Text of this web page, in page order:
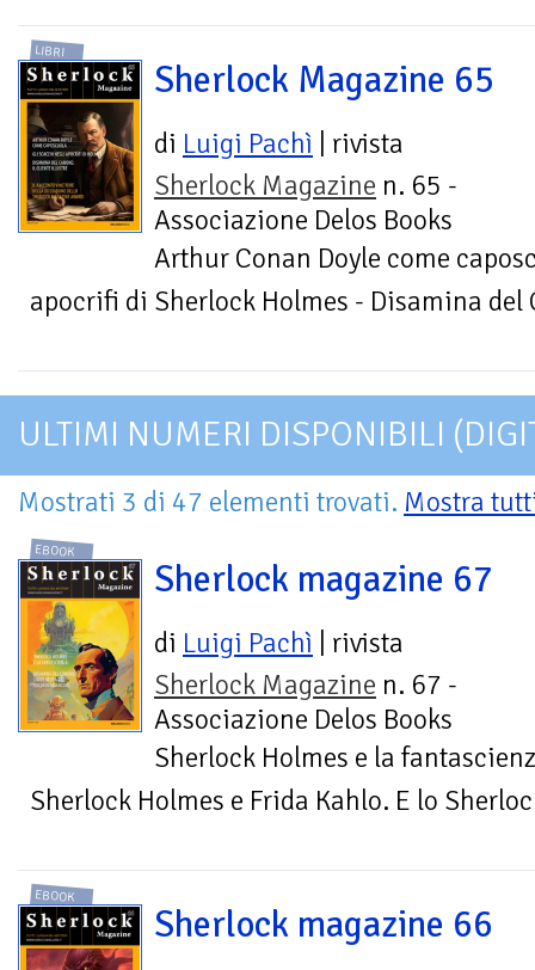
LIBRI
Sherlock Magazine 65
di Luigi Pachì | rivista
Sherlock Magazine n. 65 -
Associazione Delos Books
Arthur Conan Doyle come
apocrifi di Sherlock Holmes - Disamina
ULTIMI NUMERI DISPONIBILI
Mostrati 3 di 47 elementi trovati. Mostra
EBOOK
Sherlock magazine 67
di Luigi Pachì | rivista
Sherlock Magazine n. 67 -
Associazione Delos Books
Sherlock Holmes e la
Sherlock Holmes e Frida Kahlo. E lo
EBOOK
Sherlock magazine 66